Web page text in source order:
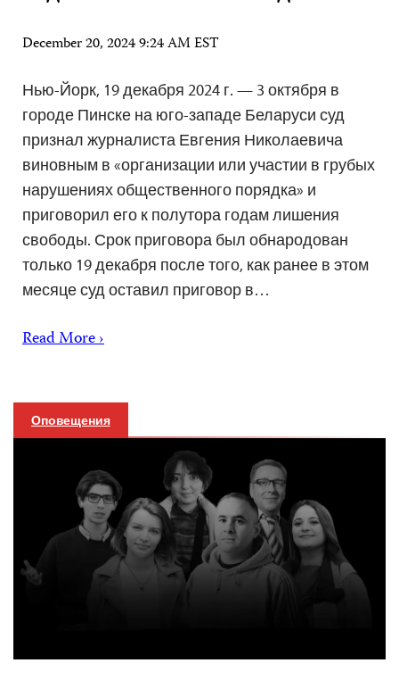
December 20, 2024 9:24 AM EST
Нью-Йорк, 19 декабря 2024 г. — 3 октября в
городе Пинске на юго-западе Беларуси суд
признал журналиста Евгения Николаевича
виновным в «организации или участии в грубых
нарушениях общественного порядка» и
приговорил его к полутора годам лишения
свободы. Срок приговора был обнародован
только 19 декабря после того, как ранее в этом
месяце суд оставил приговор в…
Read More ›
Оповещения